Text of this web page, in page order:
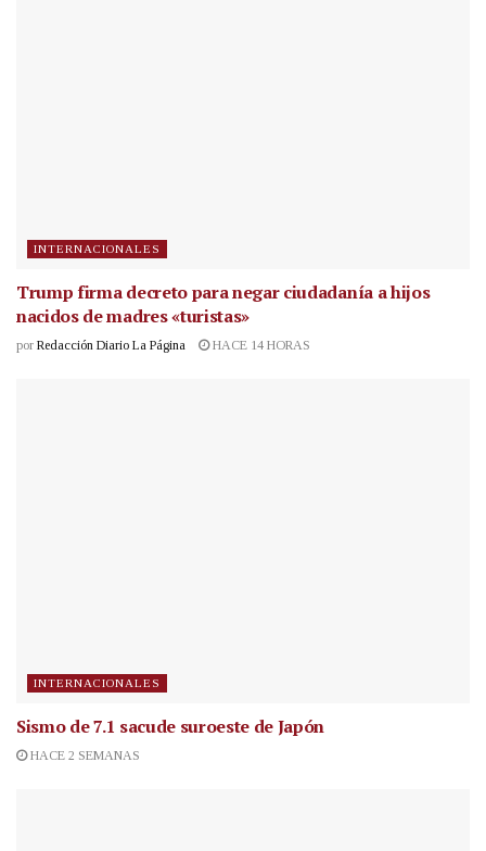
INTERNACIONALES
Trump firma decreto para negar ciudadanía a hijos
nacidos de madres «turistas»
por Redacción Diario La Página HACE 14 HORAS
INTERNACIONALES
Sismo de 7.1 sacude suroeste de Japón
HACE 2 SEMANAS